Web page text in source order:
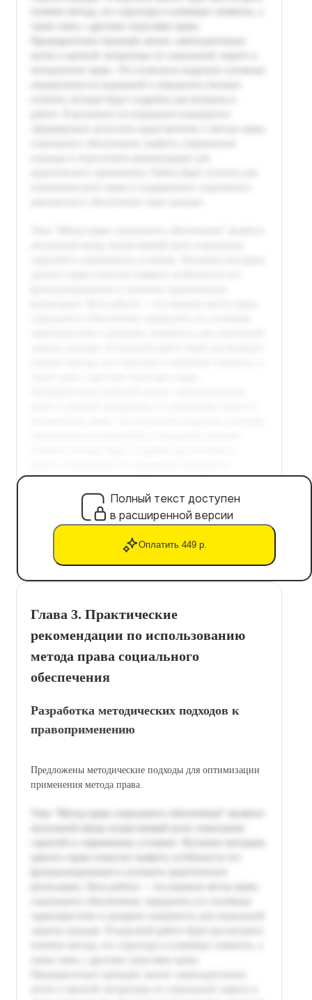
Полный текст доступен
в расширенной версии
Оплатить 449 р.
Глава 3. Практические
рекомендации по использованию
метода права социального
обеспечения
Разработка методических подходов к
правоприменению
Предложены методические подходы для оптимизации
применения метода права.